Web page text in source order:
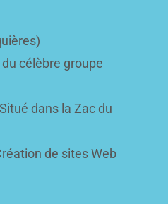
célèbre groupe
dans la Zac du
de sites Web